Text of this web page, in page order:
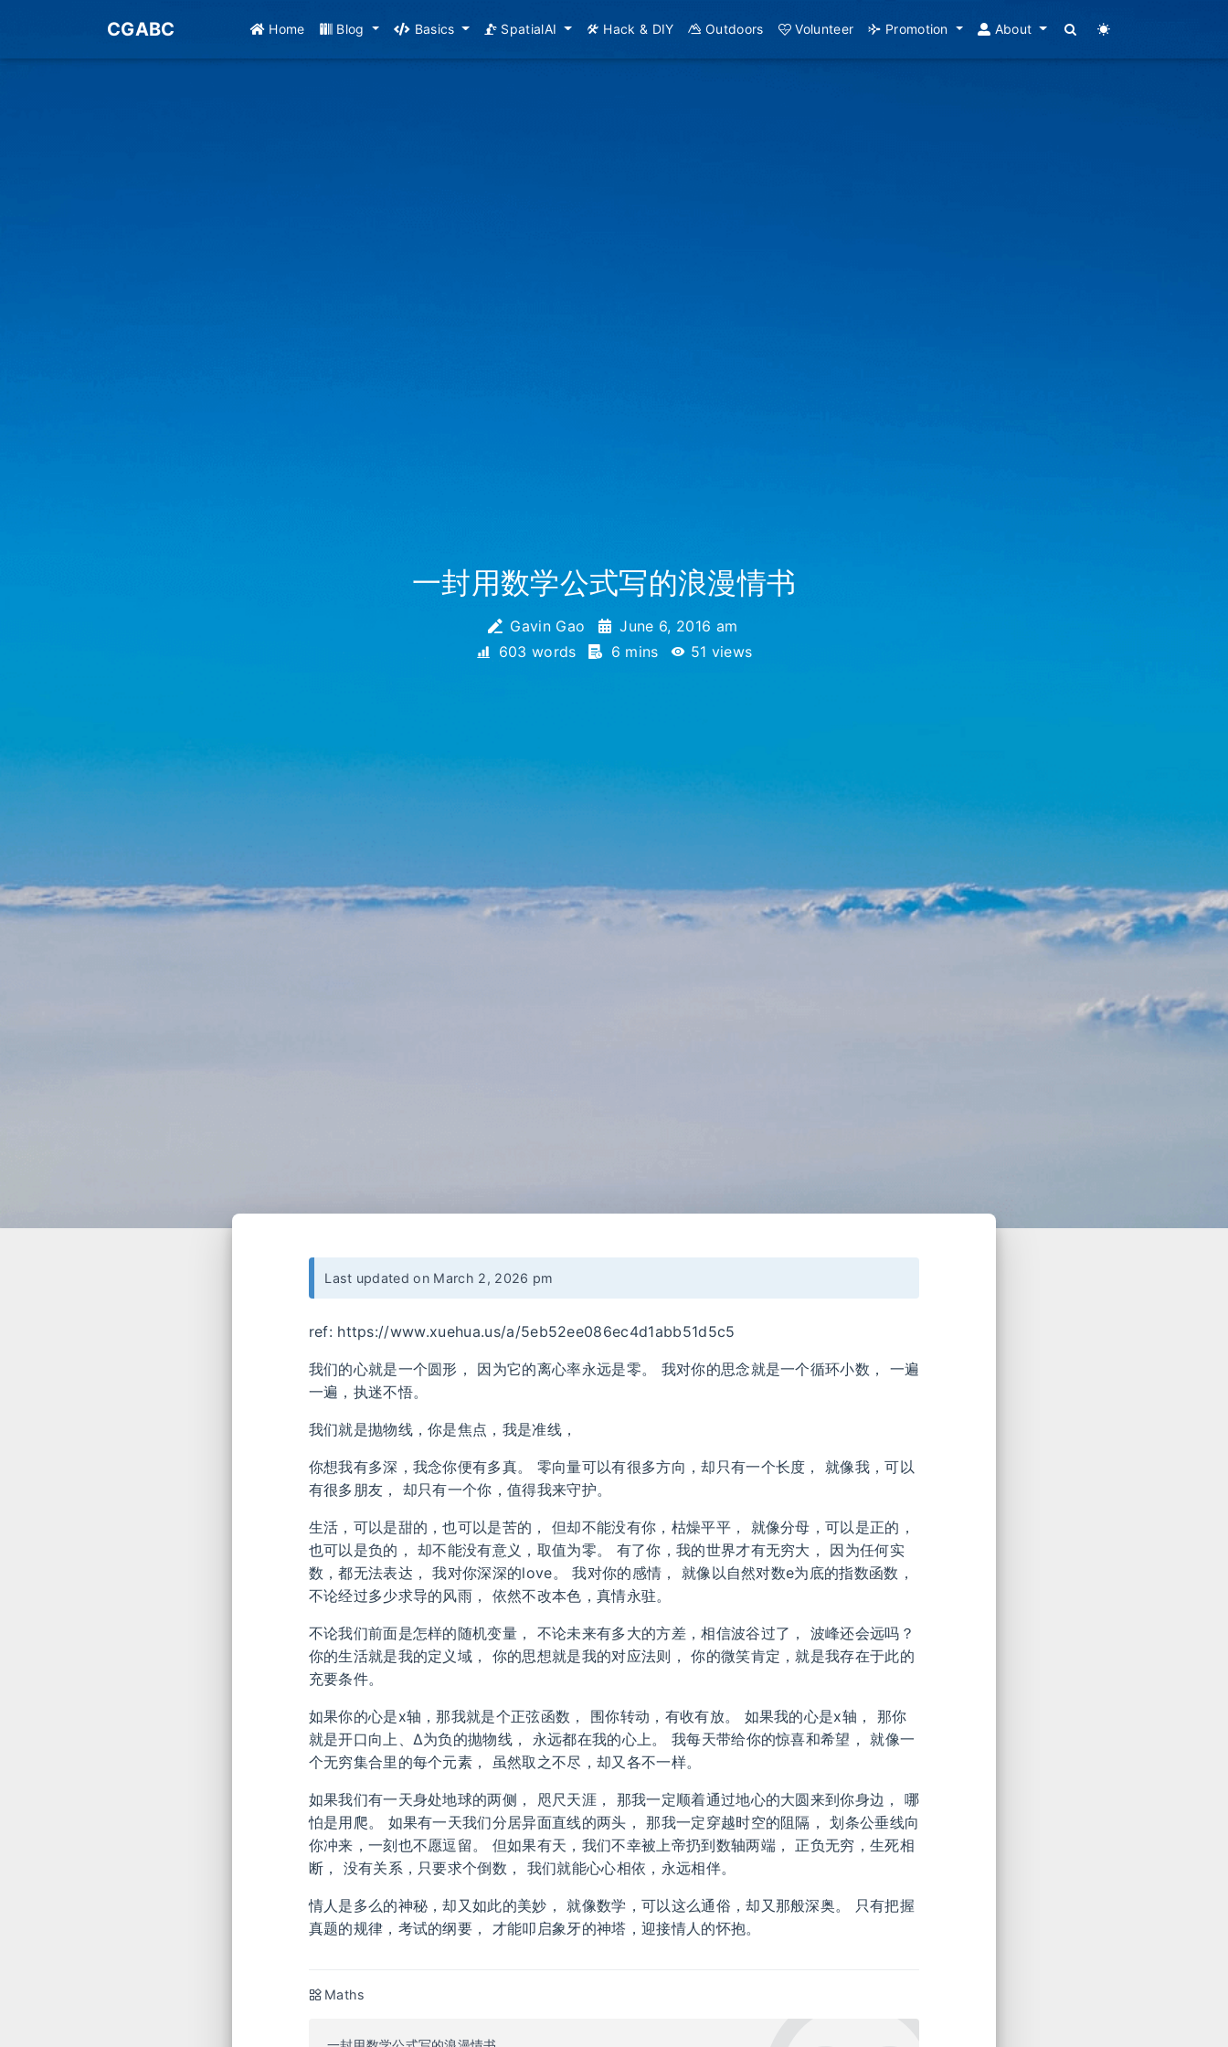
CGABC Home Blog Basics SpatialAI Hack & DIY Outdoors Volunteer Promotion About
一封用数学公式写的浪漫情书
Gavin Gao
June 6, 2016 am
603 words
6 mins 51 views
Last updated on March 2, 2026 pm
ref: https://www.xuehua.us/a/5eb52ee086ec4d1abb51d5c5
我们的心就是一个圆形， 因为它的离心率永远是零。 我对你的思念就是一个循环小数， 一遍
一遍，执迷不悟。
我们就是抛物线，你是焦点，我是准线，
你想我有多深，我念你便有多真。 零向量可以有很多方向，却只有一个长度， 就像我，可以
有很多朋友， 却只有一个你，值得我来守护。
生活，可以是甜的，也可以是苦的， 但却不能没有你，枯燥平平， 就像分母，可以是正的，
也可以是负的， 却不能没有意义，取值为零。 有了你，我的世界才有无穷大， 因为任何实
数，都无法表达， 我对你深深的love。 我对你的感情， 就像以自然对数e为底的指数函数，
不论经过多少求导的风雨， 依然不改本色，真情永驻。
不论我们前面是怎样的随机变量， 不论未来有多大的方差，相信波谷过了， 波峰还会远吗？
你的生活就是我的定义域， 你的思想就是我的对应法则， 你的微笑肯定，就是我存在于此的
充要条件。
如果你的心是x轴，那我就是个正弦函数， 围你转动，有收有放。 如果我的心是x轴， 那你
就是开口向上、Δ为负的抛物线， 永远都在我的心上。 我每天带给你的惊喜和希望， 就像一
个无穷集合里的每个元素， 虽然取之不尽，却又各不一样。
如果我们有一天身处地球的两侧， 咫尺天涯， 那我一定顺着通过地心的大圆来到你身边， 哪
怕是用爬。 如果有一天我们分居异面直线的两头， 那我一定穿越时空的阻隔， 划条公垂线向
你冲来，一刻也不愿逗留。 但如果有天，我们不幸被上帝扔到数轴两端， 正负无穷，生死相
断， 没有关系，只要求个倒数， 我们就能心心相依，永远相伴。
情人是多么的神秘，却又如此的美妙， 就像数学，可以这么通俗，却又那般深奥。 只有把握
真题的规律，考试的纲要， 才能叩启象牙的神塔，迎接情人的怀抱。
Maths